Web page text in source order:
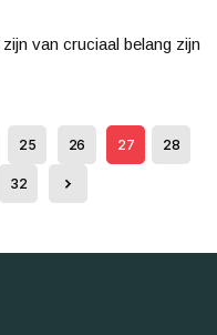
van cruciaal belang zijn
25 26 27 28
32